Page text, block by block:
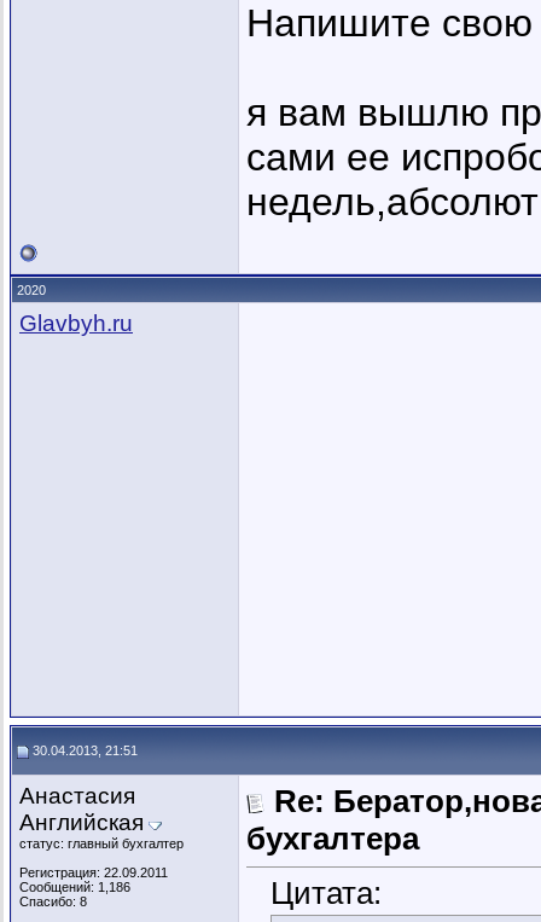
Напишите свою
я вам вышлю
сами ее
2020
Glavbyh.ru
30.04.2013, 21:51
Анастасия
Английская
статус: главный бухгалтер
Регистрация: 22.09.2011
Сообщений: 1,186
Спасибо: 8
Re:
бухгалтера
Цитата: